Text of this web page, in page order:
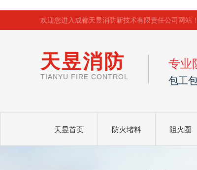
欢迎您进入成都天昱消防新技术有限责任公司网站！
天昱消防
TIANYU FIRE CONTROL
专业
包工
天昱首页 防火堵料 阻火圈